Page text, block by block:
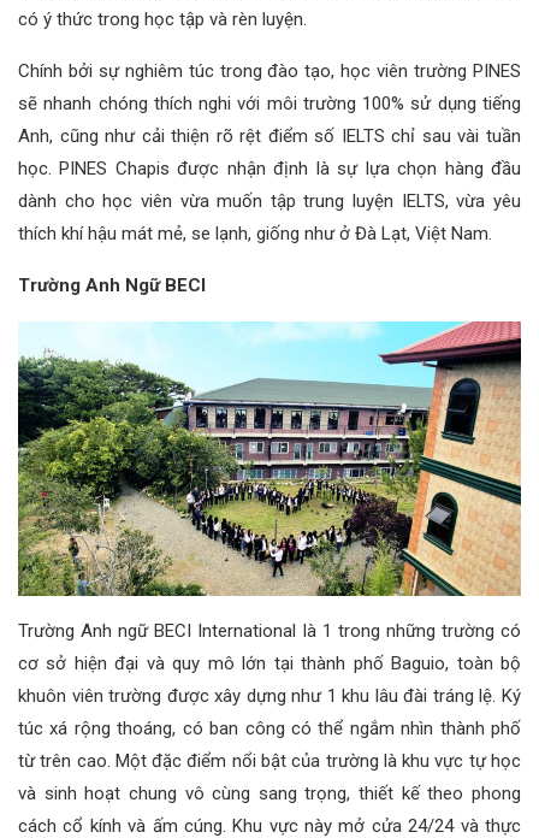
có ý thức trong học tập và rèn luyện.
Chính bởi sự nghiêm túc trong đào tạo, học viên trường PINES
sẽ nhanh chóng thích nghi với môi trường 100% sử dụng tiếng
Anh, cũng như cải thiện rõ rệt điểm số IELTS chỉ sau vài tuần
học. PINES Chapis được nhận định là sự lựa chọn hàng đầu
dành cho học viên vừa muốn tập trung luyện IELTS, vừa yêu
thích khí hậu mát mẻ, se lạnh, giống như ở Đà Lạt, Việt Nam.
Trường Anh Ngữ BECI
Trường Anh ngữ BECI International là 1 trong những trường có
cơ sở hiện đại và quy mô lớn tại thành phố Baguio, toàn bộ
khuôn viên trường được xây dựng như 1 khu lâu đài tráng lệ. Ký
túc xá rộng thoáng, có ban công có thể ngắm nhìn thành phố
từ trên cao. Một đặc điểm nổi bật của trường là khu vực tự học
và sinh hoạt chung vô cùng sang trọng, thiết kế theo phong
cách cổ kính và ấm cúng. Khu vực này mở cửa 24/24 và thực